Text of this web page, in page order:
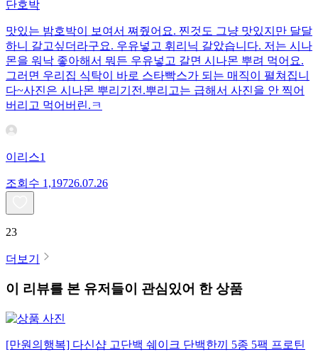
단호박
맛있는 밤호박이 보여서 쪄줬어요. 찐것도 그냥 맛있지만 달달
하니 갈고싶더라구요. 우유넣고 휘리닉 갈았습니다. 저는 시나
몬을 워낙 좋아해서 뭐든 우유넣고 갈면 시나몬 뿌려 먹어요.
그러면 우리집 식탁이 바로 스타빡스가 되는 매직이 펼쳐집니
다~사진은 시나몬 뿌리기전.뿌리고는 급해서 사진을 안 찍어
버리고 먹어버린.ㅋ
이리스1
조회수 1,19726.07.26
23
더보기
이 리뷰를 본 유저들이 관심있어 한 상품
[만원의행복] 다신샵 고단백 쉐이크 단백한끼 5종 5팩 프로틴